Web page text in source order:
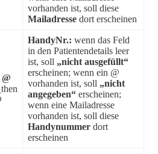
vorhanden ist, soll diese
Mailadresse dort erscheinen
HandyNr.: wenn das Feld
in den Patientendetails leer
ist, soll „nicht ausgefüllt“
erscheinen; wenn ein @
vorhanden ist, soll „nicht
angegeben“ erscheinen;
wenn eine Mailadresse
vorhanden ist, soll diese
Handynummer dort
erscheinen